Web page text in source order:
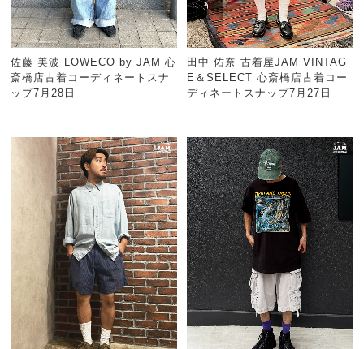
佐藤 美波 LOWECO by JAM 心
斎橋店古着コーディネートスナ
ップ7月28日
田中 佑奈 古着屋JAM VINTAG
E＆SELECT 心斎橋店古着コー
ディネートスナップ7月27日